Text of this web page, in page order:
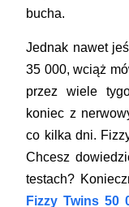
bucha.
Jednak nawet
35 000, wciąż
przez wiele
koniec z
co kilka dni.
Chcesz
testach?
Fizzy Twins 50